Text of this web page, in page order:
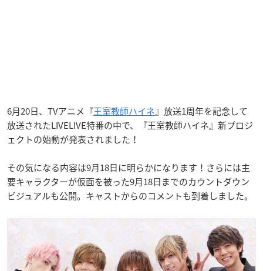
6月20日、TVアニメ『王室教師ハイネ』放送1周年を記念して
放送されたLIVELIVE特番の中で、『王室教師ハイネ』新プロジ
ェクトの始動が発表されました！
その気になる内容は9月18日に明らかになります！さらには主
要キャラクターが仮面を被った9月18日までのカウントダウン
ビジュアルも公開。キャストからのコメントも到着しました。